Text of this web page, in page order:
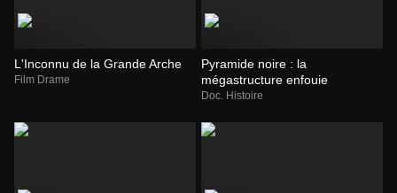
L'Inconnu de la Grande Arche
Film Drame
Pyramide noire : la
mégastructure enfouie
Doc. Histoire